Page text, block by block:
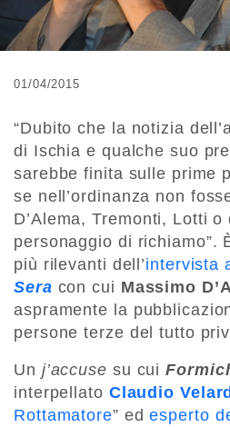
01/04/2015
“Dubito che la notizia
di Ischia e qualche suo
sarebbe finita sulle prime
se nell’ordinanza non
D’Alema, Tremonti, Lotti
personaggio di richiamo”.
più rilevanti dell’intervista
Sera con cui Massimo
aspramente la
persone terze del tutto
Un j’accuse su cui
interpellato Claudio
Rottamatore” edesperto